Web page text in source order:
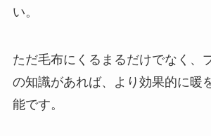
い。
ただ毛布にくるまるだけでなく、
の知識があれば、より効果的に暖
能です。